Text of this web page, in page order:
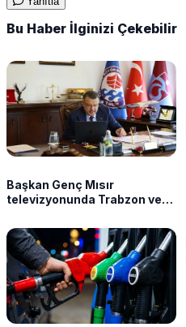
Bu Haber İlginizi Çekebilir
Başkan Genç Mısır
televizyonunda Trabzon ve